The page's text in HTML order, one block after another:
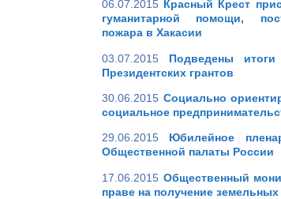
06.07.2015 Красный Крест
гуманитарной помощи,
пожара в Хакасии
03.07.2015
Подведены итоги
Президентских грантов
30.06.2015 Социально
социальное
29.06.2015
Юбилейное
Общественной палаты России
17.06.2015 Общественный
праве на получение земельных